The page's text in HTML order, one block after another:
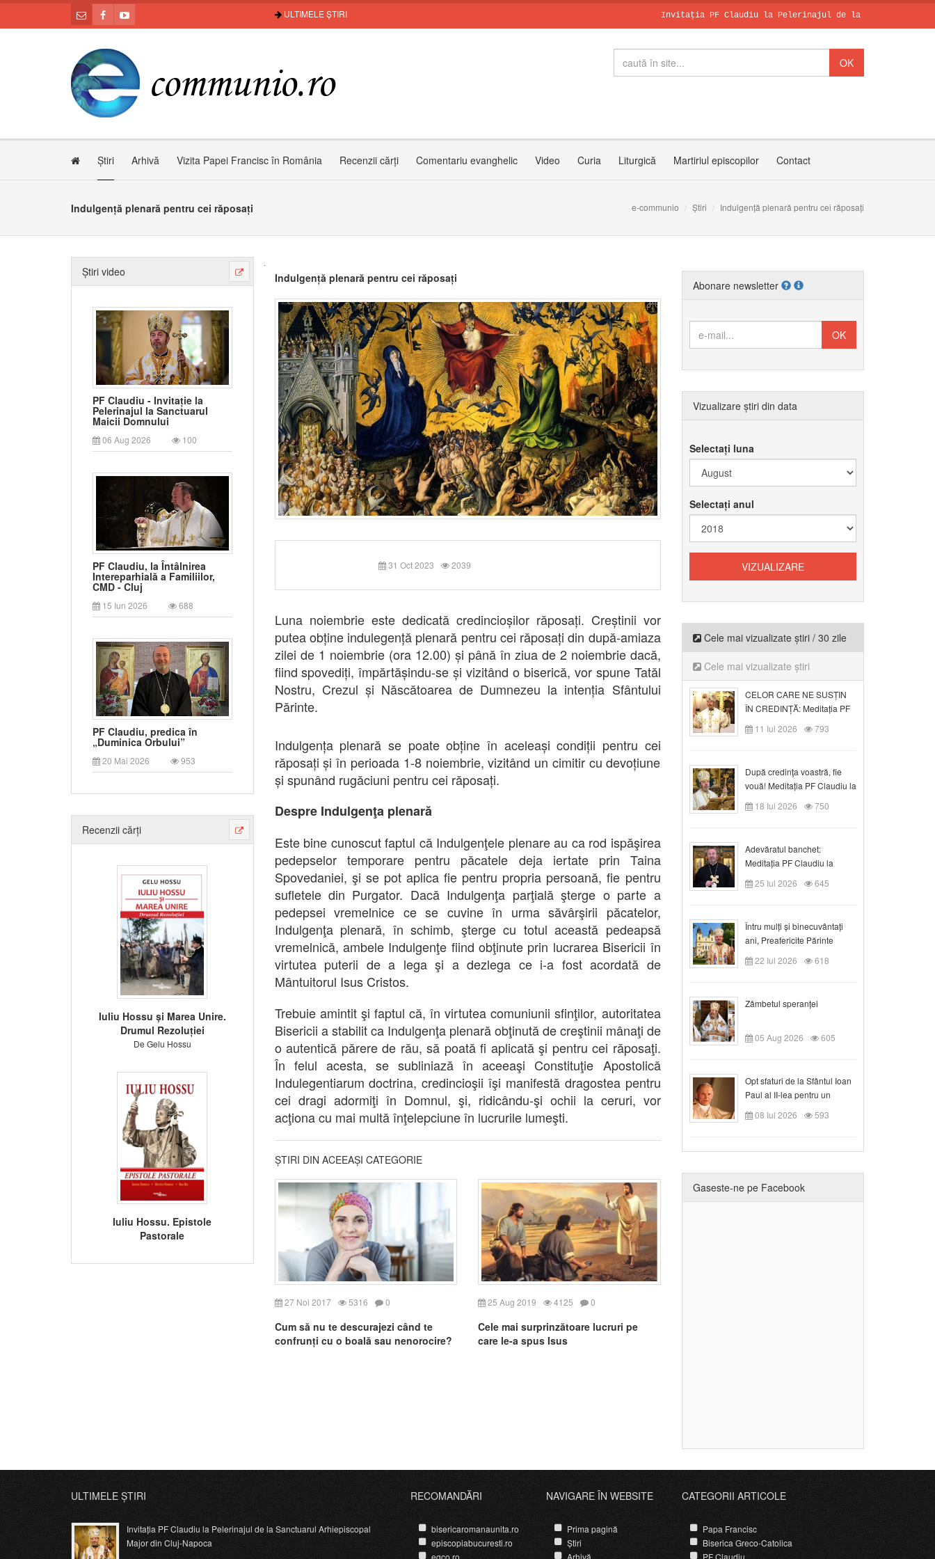
ULTIMELE ȘTIRI Invitația PF Claudiu la Pelerinajul de la Sanctuarul
Știri Arhivă Vizita Papei Francisc în România Recenzii cărți Comentariu evanghelic Video Curia Liturgică Martiriul episcopilor Contact
Indulgență plenară pentru cei răposați e-communio Știri Indulgență plenară pentru cei răposați
Știri video
PF Claudiu - Invitație la
Pelerinajul la Sanctuarul
Maicii Domnului
06 Aug 2026 100
PF Claudiu, la Întâlnirea
Intereparhială a Familiilor,
CMD - Cluj
15 Iun 2026 688
PF Claudiu, predica în
„Duminica Orbului”
20 Mai 2026 953
Recenzii cărți
Iuliu Hossu și Marea Unire.
Drumul Rezoluției
De Gelu Hossu
Iuliu Hossu. Epistole
Pastorale
Indulgență plenară pentru cei răposați
31 Oct 2023 2039
Luna noiembrie este dedicată credincioșilor răposați. Creștinii vor
putea obține indulegență plenară pentru cei răposați din după-amiaza
zilei de 1 noiembrie (ora 12.00) și până în ziua de 2 noiembrie dacă,
fiind spovediți, împărtășindu-se și vizitând o biserică, vor spune Tatăl
Nostru, Crezul și Născătoarea de Dumnezeu la intenția Sfântului
Părinte.
Indulgența plenară se poate obține în aceleași condiții pentru cei
răposați și în perioada 1-8 noiembrie, vizitând un cimitir cu devoțiune
și spunând rugăciuni pentru cei răposați.
Despre Indulgenţa plenară
Este bine cunoscut faptul că Indulgenţele plenare au ca rod ispăşirea
pedepselor temporare pentru păcatele deja iertate prin Taina
Spovedaniei, şi se pot aplica fie pentru propria persoană, fie pentru
sufletele din Purgator. Dacă Indulgenţa parţială şterge o parte a
pedepsei vremelnice ce se cuvine în urma săvârşirii păcatelor,
Indulgenţa plenară, în schimb, şterge cu totul această pedeapsă
vremelnică, ambele Indulgenţe fiind obţinute prin lucrarea Bisericii în
virtutea puterii de a lega şi a dezlega ce i-a fost acordată de
Mântuitorul Isus Cristos.
Trebuie amintit şi faptul că, în virtutea comuniunii sfinţilor, autoritatea
Bisericii a stabilit ca Indulgenţa plenară obţinută de creştinii mânaţi de
o autentică părere de rău, să poată fi aplicată şi pentru cei răposaţi.
În felul acesta, se subliniază în aceeaşi Constituţie Apostolică
Indulegentiarum doctrina, credincioşii îşi manifestă dragostea pentru
cei dragi adormiţi în Domnul, şi, ridicându-şi ochii la ceruri, vor
acţiona cu mai multă înţelepciune în lucrurile lumeşti.
ȘTIRI DIN ACEEAȘI CATEGORIE
27 Noi 2017 5316 0
Cum să nu te descurajezi când te
confrunți cu o boală sau nenorocire?
25 Aug 2019 4125 0
Cele mai surprinzătoare lucruri pe
care le-a spus Isus
Abonare newsletter
Vizualizare știri din data
Selectați luna
Selectați anul
Cele mai vizualizate știri / 30 zile
Cele mai vizualizate știri
CELOR CARE NE SUSȚIN
ÎN CREDINȚĂ: Meditația PF
Claudiu la Duminica a VI-a
după Rusalii
11 Iul 2026 793
După credinţa voastră, fie
vouă! Meditația PF Claudiu la
duminica a VII-a după Rusalii
18 Iul 2026 750
Adevăratul banchet:
Meditația PF Claudiu la
Duminica a VIII-a după
Rusalii
25 Iul 2026 645
Întru mulți și binecuvântați
ani, Preafericite Părinte
Claudiu!
22 Iul 2026 618
Zâmbetul speranței
05 Aug 2026 605
Opt sfaturi de la Sfântul Ioan
Paul al II-lea pentru un
creștin
08 Iul 2026 593
Gaseste-ne pe Facebook
ULTIMELE ȘTIRI
Invitația PF Claudiu la Pelerinajul de la Sanctuarul Arhiepiscopal
Major din Cluj-Napoca
RECOMANDĂRI
bisericaromanaunita.ro
episcopiabucuresti.ro
egco.ro
NAVIGARE ÎN WEBSITE
Prima pagină
Știri
Arhivă
CATEGORII ARTICOLE
Papa Francisc
Biserica Greco-Catolica
PF Claudiu